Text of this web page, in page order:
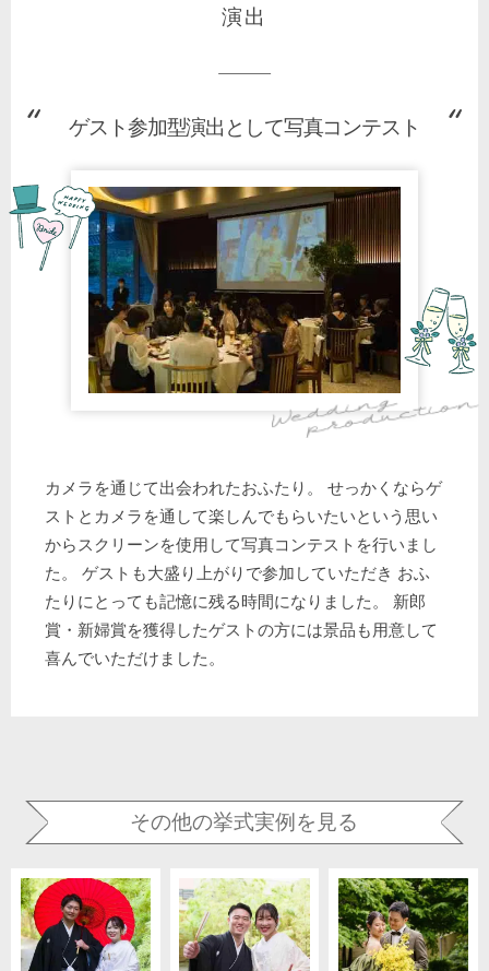
演出
ゲスト参加型演出として写真コンテスト
カメラを通じて出会われたおふたり。 せっかくならゲ
ストとカメラを通して楽しんでもらいたいという思い
からスクリーンを使用して写真コンテストを行いまし
た。 ゲストも大盛り上がりで参加していただき おふ
たりにとっても記憶に残る時間になりました。 新郎
賞・新婦賞を獲得したゲストの方には景品も用意して
喜んでいただけました。
その他の挙式実例を見る